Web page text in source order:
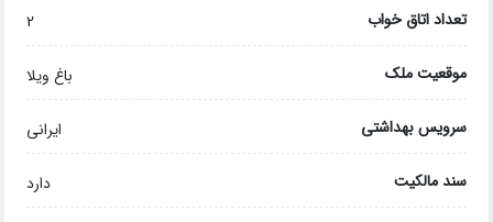
تعداد اتاق خواب 2
موقعیت ملک باغ ویلا
سرویس بهداشتی ایرانی
سند مالکیت دارد